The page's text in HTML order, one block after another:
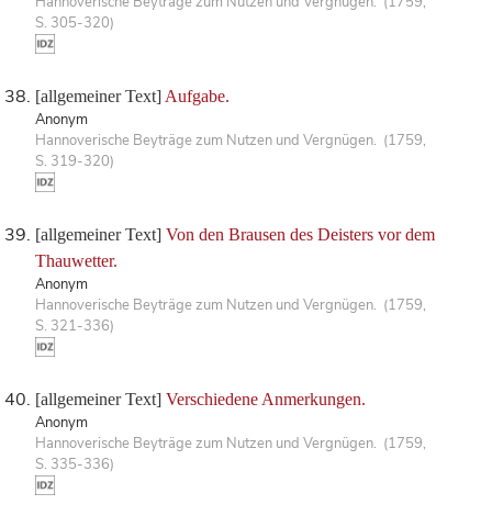
S. 305-320)
[allgemeiner Text] Aufgabe.
Anonym
Hannoverische Beyträge zum Nutzen und Vergnügen. (1759,
S. 319-320)
[allgemeiner Text] Von den Brausen des Deisters vor dem
Thauwetter.
Anonym
Hannoverische Beyträge zum Nutzen und Vergnügen. (1759,
S. 321-336)
[allgemeiner Text] Verschiedene Anmerkungen.
Anonym
Hannoverische Beyträge zum Nutzen und Vergnügen. (1759,
S. 335-336)